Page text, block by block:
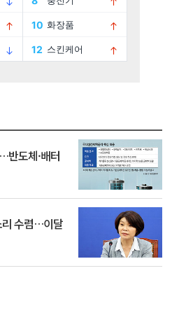
반도체·배터
리 수렴…이달